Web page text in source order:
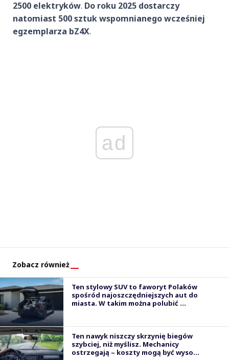
2500 elektryków. Do roku 2025 dostarczy
natomiast 500 sztuk wspomnianego wcześniej
egzemplarza bZ4X.
ad
Zobacz również
Ten stylowy SUV to faworyt Polaków
spośród najoszczędniejszych aut do
miasta. W takim można polubić ...
Ten nawyk niszczy skrzynię biegów
szybciej, niż myślisz. Mechanicy
ostrzegają – koszty mogą być wyso...